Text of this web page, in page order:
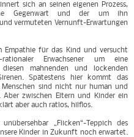
sich an seinen eigenen Prozess,
Gegenwart und der um ihn
vermuteten Vernunft-Erwartungen
für das Kind und versucht
Erwachsener um eine
mahnenden und lockenden
Spätestens hier kommt das
Menschen sind nicht nur human und
Aber zwischen Eltern und Kinder ein
aber auch ratlos, hilflos.
„Flicken“-Teppich des
Kinder in Zukunft noch erwartet.